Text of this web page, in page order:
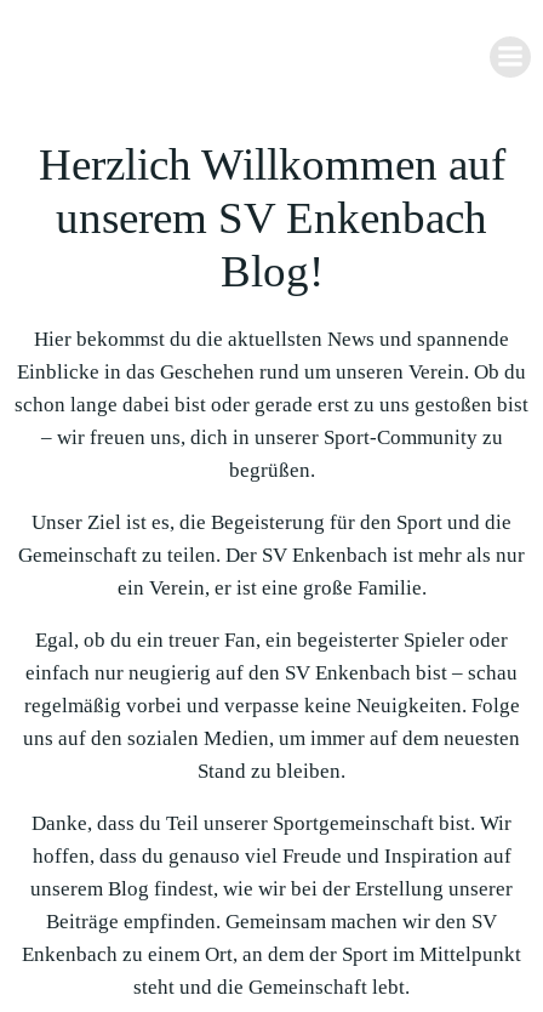
Herzlich Willkommen auf
unserem SV Enkenbach
Blog!
Hier bekommst du die aktuellsten News und spannende
Einblicke in das Geschehen rund um unseren Verein. Ob du
schon lange dabei bist oder gerade erst zu uns gestoßen bist
– wir freuen uns, dich in unserer Sport-Community zu
begrüßen.
Unser Ziel ist es, die Begeisterung für den Sport und die
Gemeinschaft zu teilen. Der SV Enkenbach ist mehr als nur
ein Verein, er ist eine große Familie.
Egal, ob du ein treuer Fan, ein begeisterter Spieler oder
einfach nur neugierig auf den SV Enkenbach bist – schau
regelmäßig vorbei und verpasse keine Neuigkeiten. Folge
uns auf den sozialen Medien, um immer auf dem neuesten
Stand zu bleiben.
Danke, dass du Teil unserer Sportgemeinschaft bist. Wir
hoffen, dass du genauso viel Freude und Inspiration auf
unserem Blog findest, wie wir bei der Erstellung unserer
Beiträge empfinden. Gemeinsam machen wir den SV
Enkenbach zu einem Ort, an dem der Sport im Mittelpunkt
steht und die Gemeinschaft lebt.